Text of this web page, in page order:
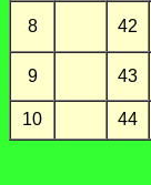
8 42
9 43
10 44